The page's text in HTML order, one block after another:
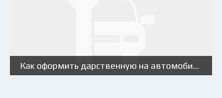
Как оформить дарственную на автомобиль?